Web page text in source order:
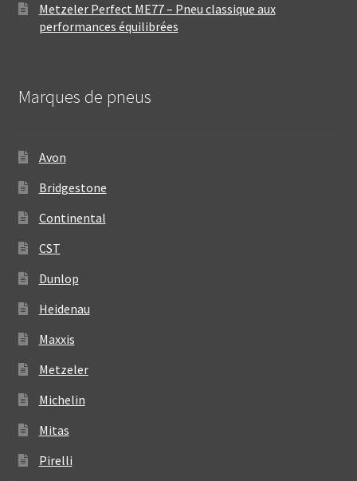
Metzeler Perfect ME77 – Pneu classique aux
performances équilibrées
Marques de pneus
Avon
Bridgestone
Continental
CST
Dunlop
Heidenau
Maxxis
Metzeler
Michelin
Mitas
Pirelli